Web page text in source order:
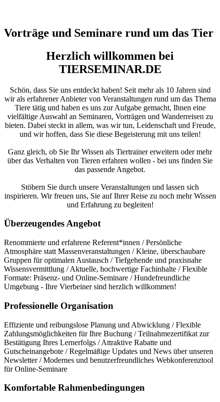
Vorträge und Seminare rund um das Tier
Herzlich willkommen bei
TIERSEMINAR.DE
Schön, dass Sie uns entdeckt haben! Seit mehr als 10 Jahren sind
wir als erfahrener Anbieter von Veranstaltungen rund um das Thema
Tiere tätig und haben es uns zur Aufgabe gemacht, Ihnen eine
vielfältige Auswahl an Seminaren, Vorträgen und Wanderreisen zu
bieten. Dabei steckt in allem, was wir tun, Leidenschaft und Freude,
und wir hoffen, dass Sie diese Begeisterung mit uns teilen!
Ganz gleich, ob Sie Ihr Wissen als Tiertrainer erweitern oder mehr
über das Verhalten von Tieren erfahren wollen - bei uns finden Sie
das passende Angebot.
Stöbern Sie durch unsere Veranstaltungen und lassen sich
inspirieren. Wir freuen uns, Sie auf Ihrer Reise zu noch mehr Wissen
und Erfahrung zu begleiten!
Überzeugendes Angebot
Renommierte und erfahrene Referent*innen / Persönliche
Atmosphäre statt Massenveranstaltungen / Kleine, überschaubare
Gruppen für optimalen Austausch / Tiefgehende und praxisnahe
Wissensvermittlung / Aktuelle, hochwertige Fachinhalte / Flexible
Formate: Präsenz- und Online-Seminare / Hundefreundliche
Umgebung - Ihre Vierbeiner sind herzlich willkommen!
Professionelle Organisation
Effiziente und reibungslose Planung und Abwicklung / Flexible
Zahlungsmöglichkeiten für Ihre Buchung / Teilnahmezertifikat zur
Bestätigung Ihres Lernerfolgs / Attraktive Rabatte und
Gutscheinangebote / Regelmäßige Updates und News über unseren
Newsletter / Modernes und benutzerfreundliches Webkonferenztool
für Online-Seminare
Komfortable Rahmenbedingungen